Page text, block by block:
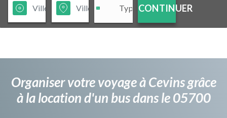
CONTINUER
Organiser votre voyage à Cevins grâce
à la location d'un bus dans le 05700